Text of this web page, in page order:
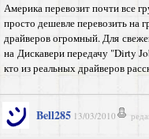
Америка перевозит почти все
просто дешевле перевозить на
драйверов огромный. Для
на Дискавери передачу "Dirty
кто из реальных драйверов
Bell285 13/03/2010